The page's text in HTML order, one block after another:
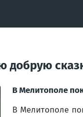
добрую
В Мелитополе
В Мелитополе